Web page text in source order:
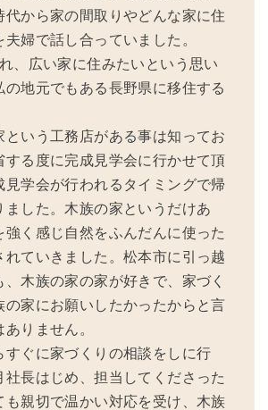
代から家の間取りやどんな家に住
婦で話し合っていました。
、広い家に住みたいという思い
の地元でもある長野県に移住する
という工務店がある事は知ってお
する度に完成見学会に行かせて頂
見学会が行われるタイミングで帰
ました。木族の家というだけあ
強く感じ自然をふんだんに使った
れていきました。松本市に引っ越
、木族の家の家が好きで、家づく
の家にお願いしたかったからと言
りません。
すぐに家づくりの相談をしに行
社長はじめ、担当してくださった
も親切で温かい対応を受け、木族